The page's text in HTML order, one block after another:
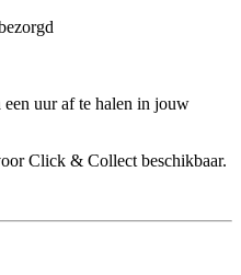
een uur af te halen in jouw
Click & Collect beschikbaar.